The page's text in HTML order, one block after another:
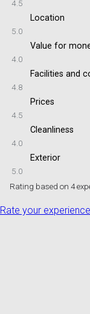
4.5
Location
5.0
Value for
4.0
Facilities and
4.8
Prices
4.5
Cleanliness
4.0
Exterior
5.0
Rating based on 4
Rate your experience